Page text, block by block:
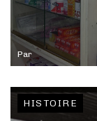
Par
HISTOIRE